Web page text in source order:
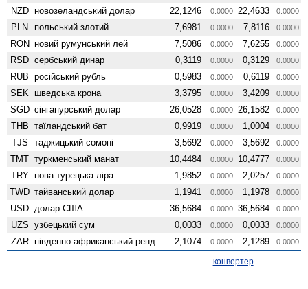
NZD ново­зеландський долар 22,1246 0.0000 22,4633 0.0000
PLN польський злотий 7,6981 0.0000 7,8116 0.0000
RON новий румунський лей 7,5086 0.0000 7,6255 0.0000
RSD сербський динар 0,3119 0.0000 0,3129 0.0000
RUB російський рубль 0,5983 0.0000 0,6119 0.0000
SEK шведська крона 3,3795 0.0000 3,4209 0.0000
SGD сінгапурський долар 26,0528 0.0000 26,1582 0.0000
THB таїландський бат 0,9919 0.0000 1,0004 0.0000
TJS таджицький сомоні 3,5692 0.0000 3,5692 0.0000
TMT туркменський манат 10,4484 0.0000 10,4777 0.0000
TRY нова турецька ліра 1,9852 0.0000 2,0257 0.0000
TWD тайванський долар 1,1941 0.0000 1,1978 0.0000
USD долар США 36,5684 0.0000 36,5684 0.0000
UZS узбецький сум 0,0033 0.0000 0,0033 0.0000
ZAR південно-африканський ренд 2,1074 0.0000 2,1289 0.0000
конвертер